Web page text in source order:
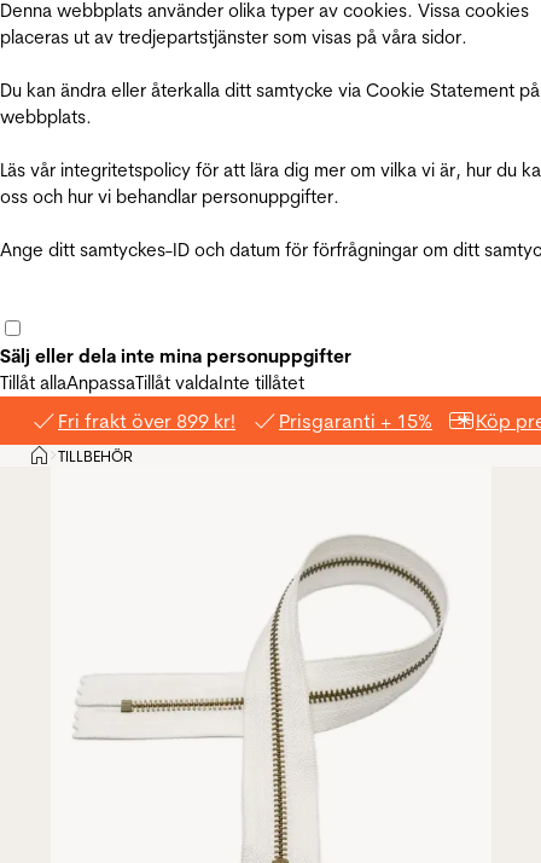
Denna webbplats använder olika typer av cookies. Vissa cookies
placeras ut av tredjepartstjänster som visas på våra sidor.
Du kan ändra eller återkalla ditt samtycke via Cookie Statement
webbplats.
Läs vår integritetspolicy för att lära dig mer om vilka vi är, hur du
oss och hur vi behandlar personuppgifter.
Ange ditt samtyckes-ID och datum för förfrågningar om ditt
Sälj eller dela inte mina personuppgifter
Tillåt allaAnpassaTillåt valdaInte tillåtet
Fri frakt över 899 kr! Prisgaranti + 15% Köp
Hem
>TILLBEHÖR